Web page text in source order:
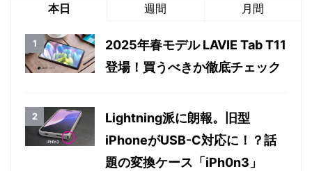
本日 週間 月間
2025年春モデル LAVIE Tab T11
登場！買うべきか徹底チェック
Lightning派に朗報。旧型
iPhoneがUSB-C対応に！？話
題の変換ケース「iPh0n3」